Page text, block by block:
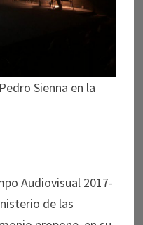
Sienna en la
Audiovisual 2017-
de las